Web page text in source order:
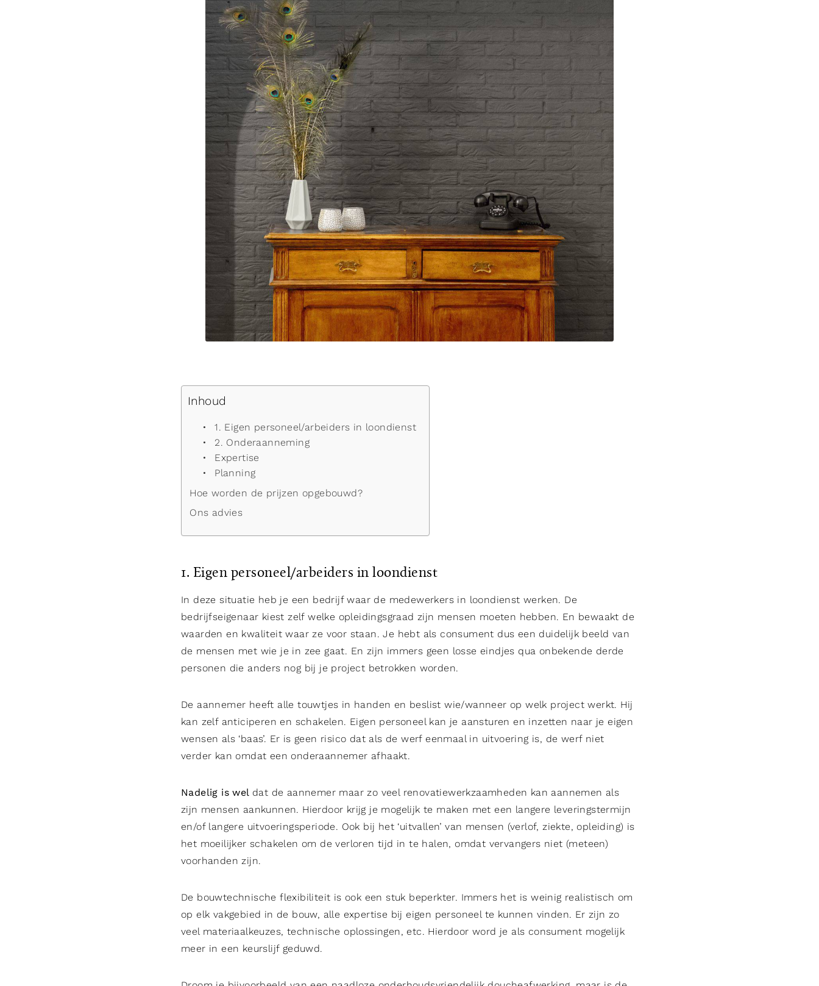
Inhoud
1. Eigen personeel/arbeiders in loondienst
2. Onderaanneming
Expertise
Planning
Hoe worden de prijzen opgebouwd?
Ons advies
1. Eigen personeel/arbeiders in loondienst
In deze situatie heb je een bedrijf waar de medewerkers in loondienst werken. De
bedrijfseigenaar kiest zelf welke opleidingsgraad zijn mensen moeten hebben. En bewaakt de
waarden en kwaliteit waar ze voor staan. Je hebt als consument dus een duidelijk beeld van
de mensen met wie je in zee gaat. En zijn immers geen losse eindjes qua onbekende derde
personen die anders nog bij je project betrokken worden.
De aannemer heeft alle touwtjes in handen en beslist wie/wanneer op welk project werkt. Hij
kan zelf anticiperen en schakelen. Eigen personeel kan je aansturen en inzetten naar je eigen
wensen als ‘baas’. Er is geen risico dat als de werf eenmaal in uitvoering is, de werf niet
verder kan omdat een onderaannemer afhaakt.
Nadelig is wel dat de aannemer maar zo veel renovatiewerkzaamheden kan aannemen als
zijn mensen aankunnen. Hierdoor krijg je mogelijk te maken met een langere leveringstermijn
en/of langere uitvoeringsperiode. Ook bij het ‘uitvallen’ van mensen (verlof, ziekte, opleiding) is
het moeilijker schakelen om de verloren tijd in te halen, omdat vervangers niet (meteen)
voorhanden zijn.
De bouwtechnische flexibiliteit is ook een stuk beperkter. Immers het is weinig realistisch om
op elk vakgebied in de bouw, alle expertise bij eigen personeel te kunnen vinden. Er zijn zo
veel materiaalkeuzes, technische oplossingen, etc. Hierdoor word je als consument mogelijk
meer in een keurslijf geduwd.